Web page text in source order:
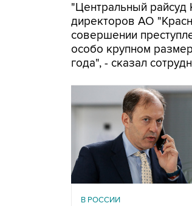
"Центральный райсуд
директоров АО
совершении
особо крупном
года", - сказал
В РОССИИ